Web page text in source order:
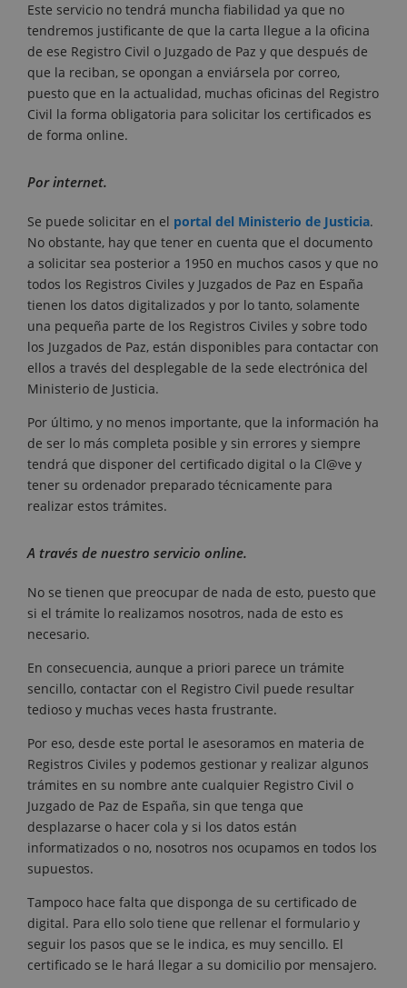
Este servicio no tendrá muncha fiabilidad ya que no
tendremos justificante de que la carta llegue a la oficina
de ese Registro Civil o Juzgado de Paz y que después de
que la reciban, se opongan a enviársela por correo,
puesto que en la actualidad, muchas oficinas del Registro
Civil la forma obligatoria para solicitar los certificados es
de forma online.
Por internet.
Se puede solicitar en el portal del Ministerio de Justicia.
No obstante, hay que tener en cuenta que el documento
a solicitar sea posterior a 1950 en muchos casos y que no
todos los Registros Civiles y Juzgados de Paz en España
tienen los datos digitalizados y por lo tanto, solamente
una pequeña parte de los Registros Civiles y sobre todo
los Juzgados de Paz, están disponibles para contactar con
ellos a través del desplegable de la sede electrónica del
Ministerio de Justicia.
Por último, y no menos importante, que la información ha
de ser lo más completa posible y sin errores y siempre
tendrá que disponer del certificado digital o la Cl@ve y
tener su ordenador preparado técnicamente para
realizar estos trámites.
A través de nuestro servicio online.
No se tienen que preocupar de nada de esto, puesto que
si el trámite lo realizamos nosotros, nada de esto es
necesario.
En consecuencia, aunque a priori parece un trámite
sencillo, contactar con el Registro Civil puede resultar
tedioso y muchas veces hasta frustrante.
Por eso, desde este portal le asesoramos en materia de
Registros Civiles y podemos gestionar y realizar algunos
trámites en su nombre ante cualquier Registro Civil o
Juzgado de Paz de España, sin que tenga que
desplazarse o hacer cola y si los datos están
informatizados o no, nosotros nos ocupamos en todos los
supuestos.
Tampoco hace falta que disponga de su certificado de
digital. Para ello solo tiene que rellenar el formulario y
seguir los pasos que se le indica, es muy sencillo. El
certificado se le hará llegar a su domicilio por mensajero.